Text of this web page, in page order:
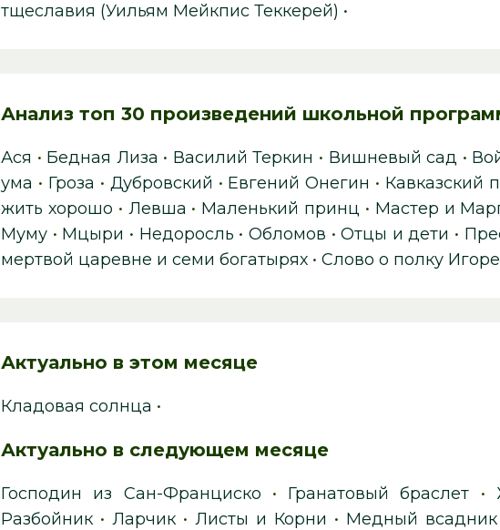
тщеславия (Уильям Мейкпис Теккерей) •
Анализ топ 30 произведений школьной
Ася • Бедная Лиза • Василий Теркин • Вишневый сад •
ума • Гроза • Дубровский • Евгений Онегин • Кавказский
жить хорошо • Левша • Маленький принц • Мастер и
Муму • Мцыри • Недоросль • Обломов •Отцы и дети •
мертвой царевне и семи богатырях •Слово о полку
Актуально в этом месяце
Кладовая солнца •
Актуально в следующем месяце
Господин из Сан-Франциско • Гранатовый браслет •
Разбойник •Ларчик •Листы и Корни • Медный всадник